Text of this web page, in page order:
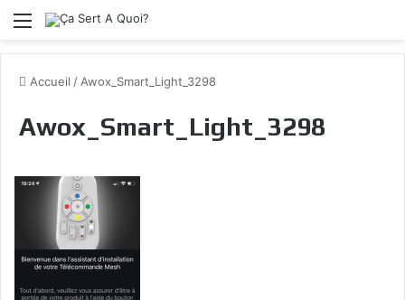
Menu
Accueil / Awox_Smart_Light_3298
Awox_Smart_Light_3298